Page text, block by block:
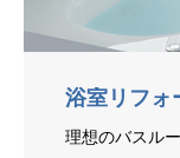
浴室リフォ
理想のバスル